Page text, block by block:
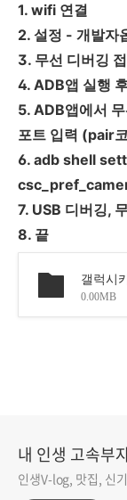
1. wifi 연결
2. 설정 - 개발자
3. 무선 디버깅
4. ADB앱 실행
5. ADB앱에서
포트 입력 (pair
6. adb shell
7. USB 디버깅,
8. 끝
갤럭시
0.00MB
내 인생 고속부
인생V-log, 맛집, 신